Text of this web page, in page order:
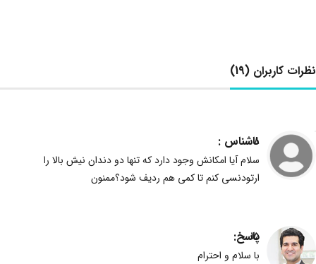
نظرات کاربران (19)
ناشناس :
سلام آیا امکانش وجود دارد که تنها دو دندان نیش بالا را
ارتودنسی کنم تا کمی هم ردیف شود؟ممنون
8
پاسخ:
با سلام و احترام
15